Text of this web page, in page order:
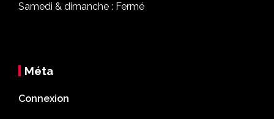
Samedi & dimanche : Fermé
Méta
Connexion